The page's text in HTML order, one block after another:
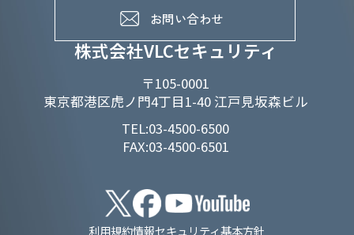
株式会社VLCセキュリティ
〒105-0001
東京都港区虎ノ門4丁目1-40 江戸見坂森ビル
TEL:03-4500-6500
FAX:03-4500-6501
お問い合わせ
利用規約情報セキュリティ基本方針